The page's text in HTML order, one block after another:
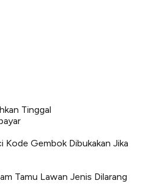
Tinggal
Kode Gembok Dibukakan Jika
Tamu Lawan Jenis Dilarang